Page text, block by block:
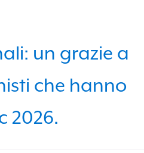
un grazie a
che hanno
2026.